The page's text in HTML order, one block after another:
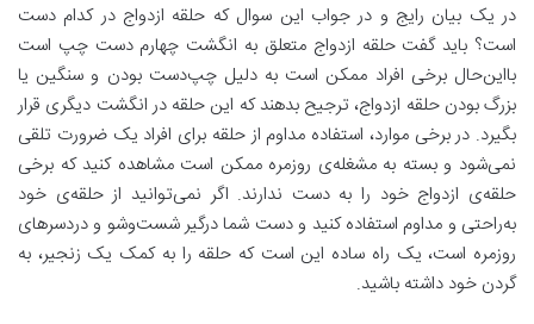
در یک بیان رایج و در جواب این سوال که حلقه ازدواج در کدام دست
است؟ باید گفت حلقه‌ ازدواج متعلق به انگشت چهارم دست چپ است
بااین‌حال برخی افراد ممکن است به دلیل چپ‌دست بودن و سنگین یا
بزرگ بودن حلقه ازدواج، ترجیح بدهند که این حلقه در انگشت دیگری قرار
بگیرد. در برخی موارد، استفاده مداوم از حلقه برای افراد یک ضرورت تلقی
نمی‌شود و بسته به مشغله‌ی روزمره ممکن است مشاهده کنید که برخی
حلقه‌ی ازدواج خود را به دست ندارند. اگر نمی‌توانید از حلقه‌ی خود
به‌راحتی و مداوم استفاده کنید و دست شما درگیر شست‌وشو و دردسرهای
روزمره است، یک راه ساده این است که حلقه را به کمک یک زنجیر، به
گردن خود داشته باشید.